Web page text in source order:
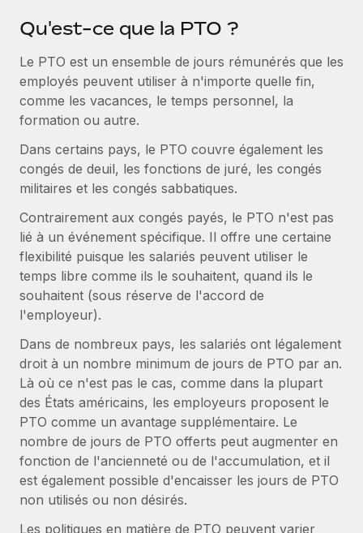
Qu'est-ce que la PTO ?
Le PTO est un ensemble de jours rémunérés que les
employés peuvent utiliser à n'importe quelle fin,
comme les vacances, le temps personnel, la
formation ou autre.
Dans certains pays, le PTO couvre également les
congés de deuil, les fonctions de juré, les congés
militaires et les congés sabbatiques.
Contrairement aux congés payés, le PTO n'est pas
lié à un événement spécifique. Il offre une certaine
flexibilité puisque les salariés peuvent utiliser le
temps libre comme ils le souhaitent, quand ils le
souhaitent (sous réserve de l'accord de
l'employeur).
Dans de nombreux pays, les salariés ont légalement
droit à un nombre minimum de jours de PTO par an.
Là où ce n'est pas le cas, comme dans la plupart
des États américains, les employeurs proposent le
PTO comme un avantage supplémentaire. Le
nombre de jours de PTO offerts peut augmenter en
fonction de l'ancienneté ou de l'accumulation, et il
est également possible d'encaisser les jours de PTO
non utilisés ou non désirés.
Les politiques en matière de PTO peuvent varier